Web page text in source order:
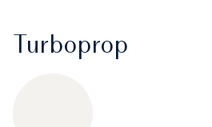
Turboprop